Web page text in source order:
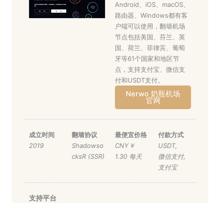
Android、iOS、macOS、
路由器、Windows都有客
户端可以使用，翻墙机场
节点包括美国、芬兰、英
国、荷兰、菲律宾、葡萄
牙等61个国家和地区节
点，支持支付宝、微信支
付和USDT支付。
Nerwo 奶瓶机场
官网
成立时间
2019
翻墙协议
Shadowso
cksR (SSR)
最便宜价格
CNY￥
1.30 每天
付款方式
USDT,
微信支付,
支付宝
支持平台